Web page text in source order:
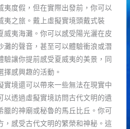
夷度假，但在實際出發前，你可以
夷之旅。戴上虛擬實境頭戴式裝
威夷海灘。你可以感受陽光灑在皮
灘的聲音，甚至可以體驗衝浪或潛
驗讓你提前感受夏威夷的美景，同
擇感興趣的活動。
實境還可以帶來一些無法在現實中
以透過虛擬實境訪問古代文明的遺
臘的神廟或秘魯的馬丘比丘。你可
，感受古代文明的繁榮和神秘。這